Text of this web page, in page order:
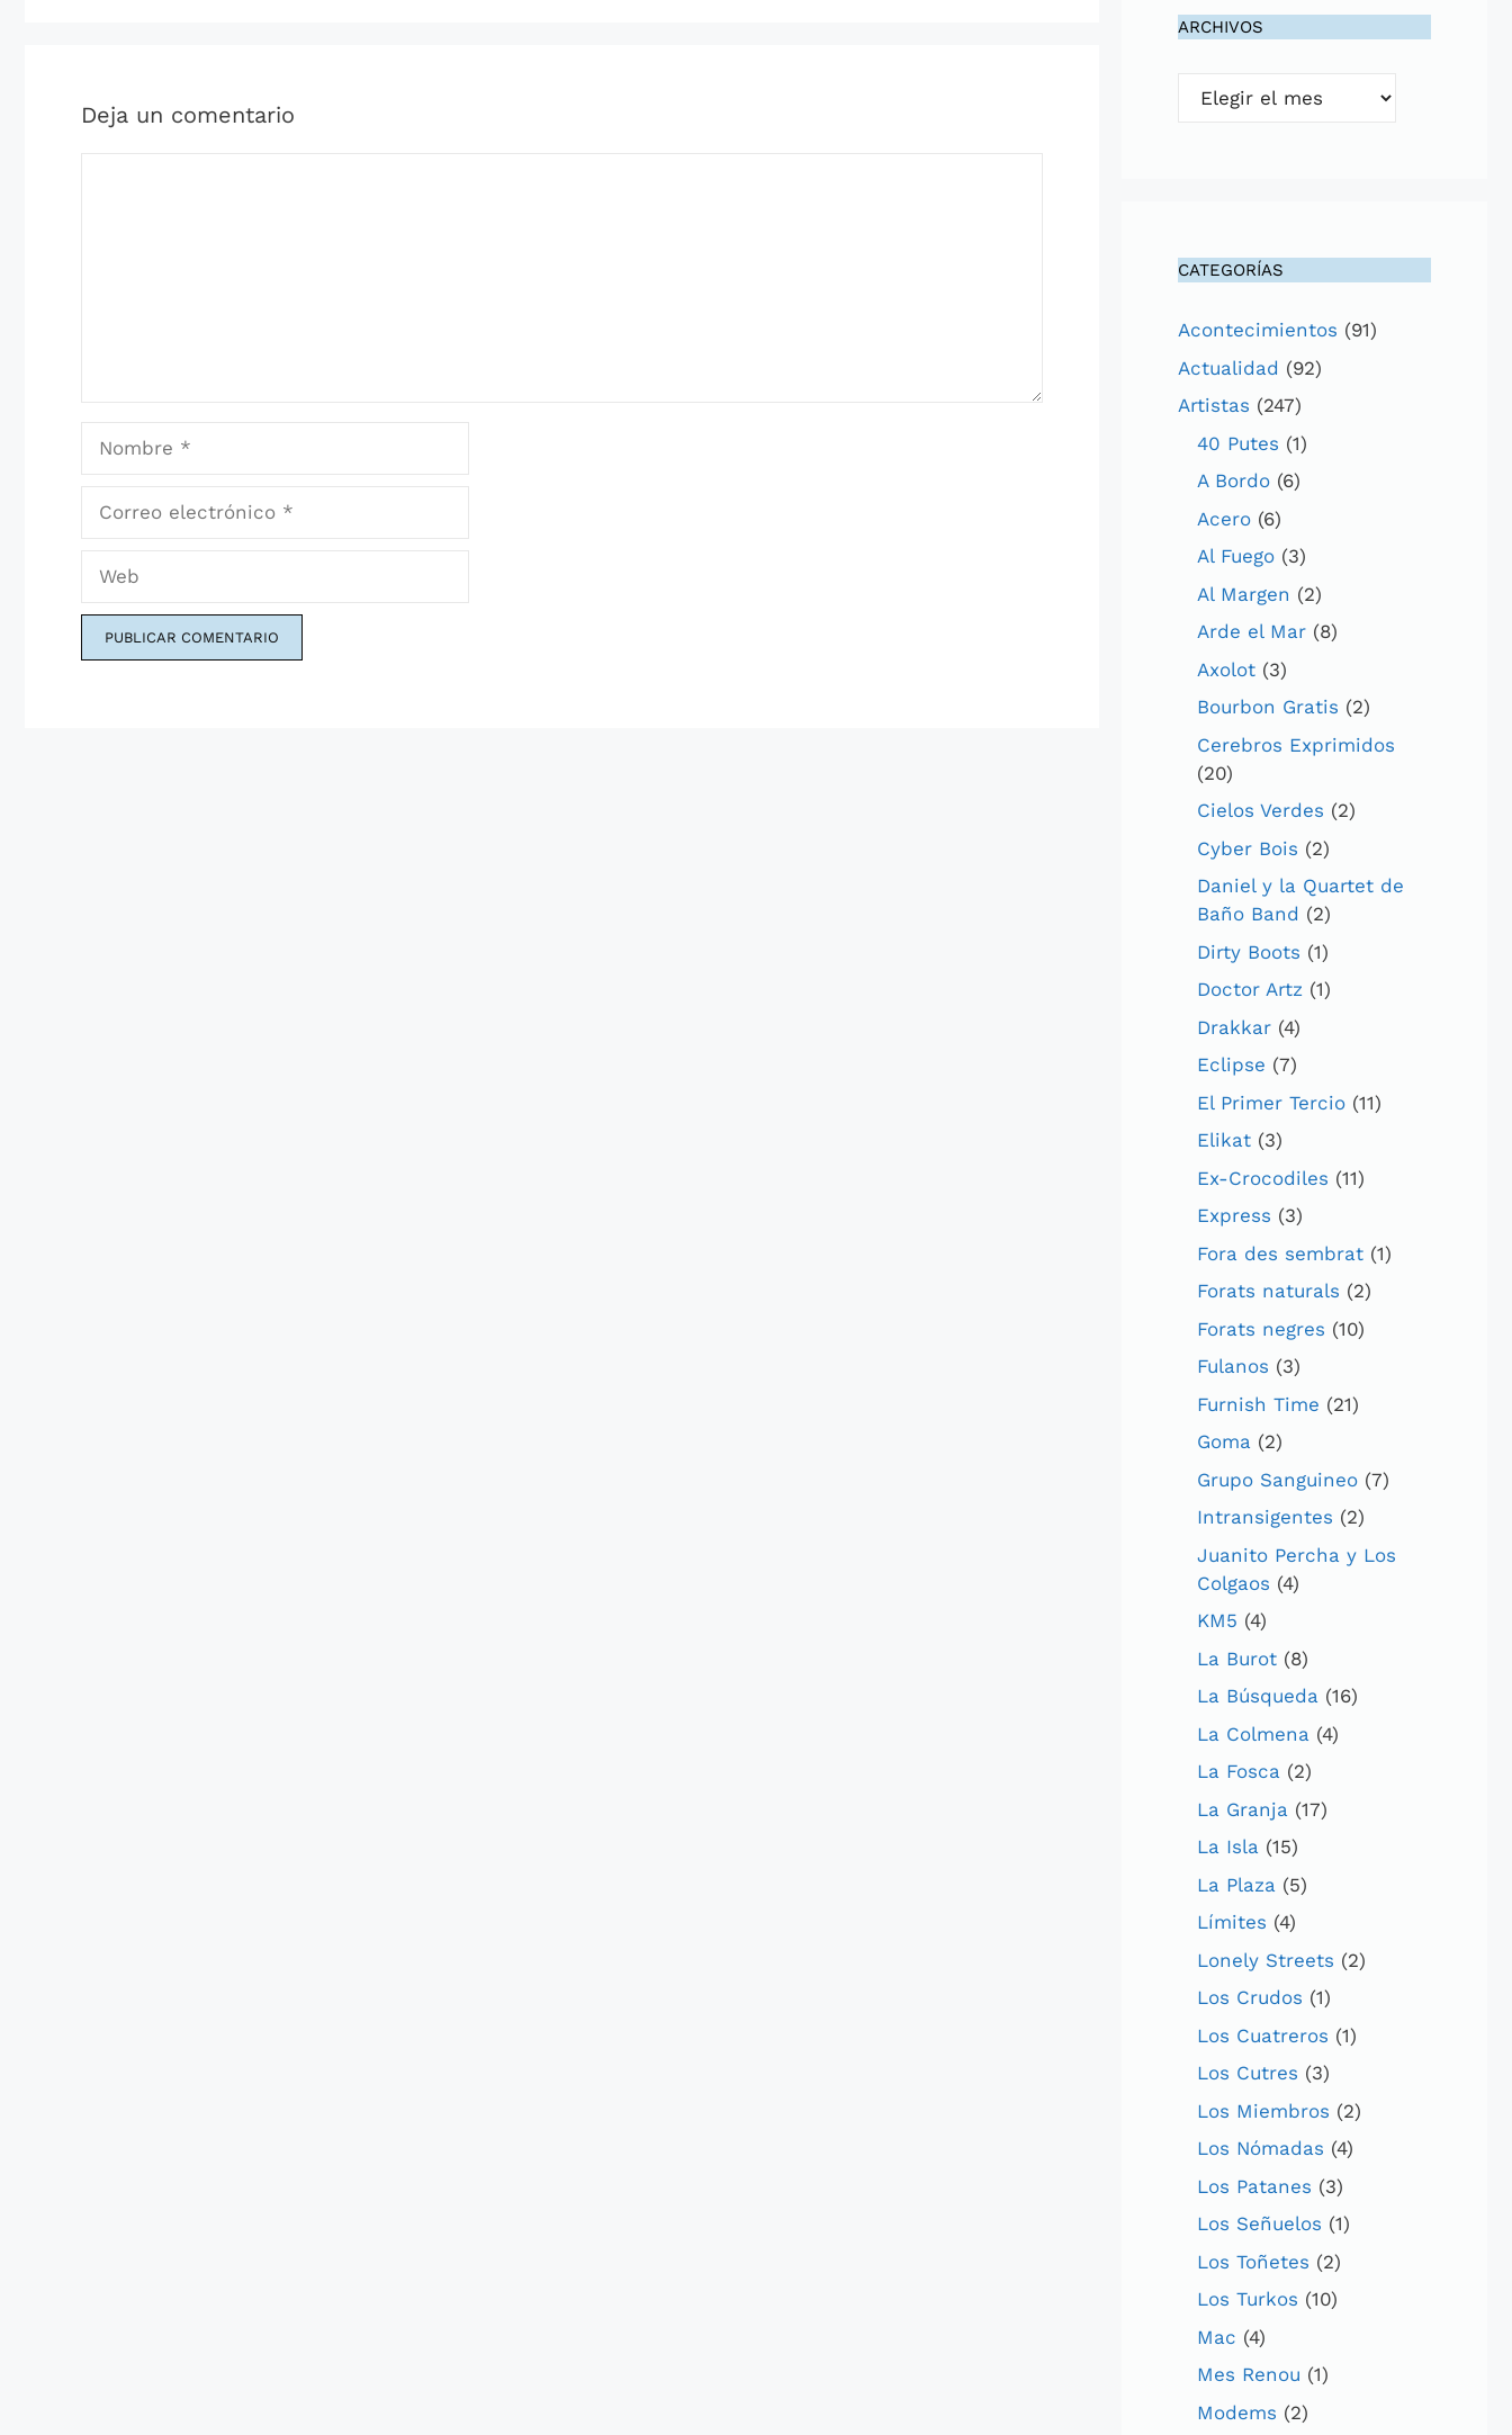
Deja un comentario
electrónico
ARCHIVOS
Archivos
CATEGORÍAS
Acontecimientos (91)
Actualidad (92)
Artistas (247)
40 Putes (1)
A Bordo (6)
Acero (6)
Al Fuego (3)
Al Margen (2)
Arde el Mar (8)
Axolot (3)
Bourbon Gratis (2)
Cerebros Exprimidos
(20)
Cielos Verdes (2)
Cyber Bois (2)
Daniel y la Quartet de
Baño Band (2)
Dirty Boots (1)
Doctor Artz (1)
Drakkar (4)
Eclipse (7)
El Primer Tercio (11)
Elikat (3)
Ex-Crocodiles (11)
Express (3)
Fora des sembrat (1)
Forats naturals (2)
Forats negres (10)
Fulanos (3)
Furnish Time (21)
Goma (2)
Grupo Sanguineo (7)
Intransigentes (2)
Juanito Percha y Los
Colgaos (4)
KM5 (4)
La Burot (8)
La Búsqueda (16)
La Colmena (4)
La Fosca (2)
La Granja (17)
La Isla (15)
La Plaza (5)
Límites (4)
Lonely Streets (2)
Los Crudos (1)
Los Cuatreros (1)
Los Cutres (3)
Los Miembros (2)
Los Nómadas (4)
Los Patanes (3)
Los Señuelos (1)
Los Toñetes (2)
Los Turkos (10)
Mac (4)
Mes Renou (1)
Modems (2)